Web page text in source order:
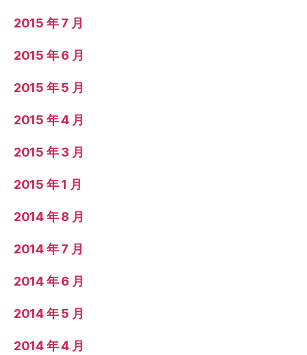
2015 年 7 月
2015 年 6 月
2015 年 5 月
2015 年 4 月
2015 年 3 月
2015 年 1 月
2014 年 8 月
2014 年 7 月
2014 年 6 月
2014 年 5 月
2014 年 4 月